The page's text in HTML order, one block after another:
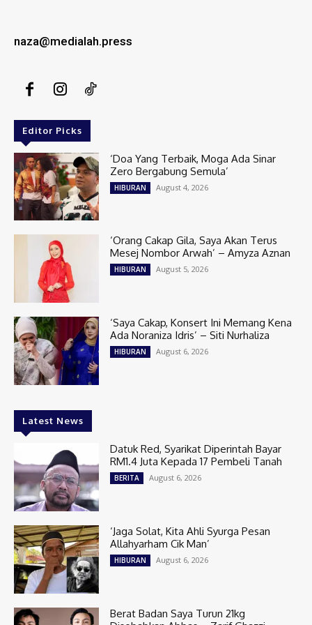
naza@medialah.press
Editor Picks
‘Doa Yang Terbaik, Moga Ada Sinar
Zero Bergabung Semula’
HIBURAN August 4, 2026
‘Orang Cakap Gila, Saya Akan Terus
Mesej Nombor Arwah’ – Amyza Aznan
HIBURAN August 5, 2026
‘Saya Cakap, Konsert Ini Memang Kena
Ada Noraniza Idris’ – Siti Nurhaliza
HIBURAN August 6, 2026
Latest News
Datuk Red, Syarikat Diperintah Bayar
RM1.4 Juta Kepada 17 Pembeli Tanah
BERITA August 6, 2026
‘Jaga Solat, Kita Ahli Syurga Pesan
Allahyarham Cik Man’
HIBURAN August 6, 2026
Berat Badan Saya Turun 21kg